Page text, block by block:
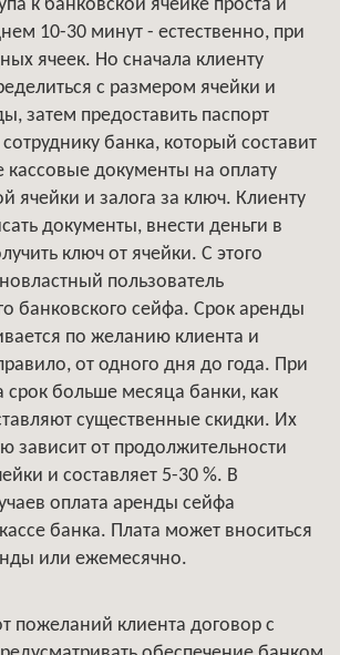
к банковской ячейке проста и
10-30 минут - естественно, при
ячеек. Но сначала клиенту
с размером ячейки и
затем предоставить паспорт
банка, который составит
кассовые документы на оплату
ячейки и залога за ключ. Клиенту
документы, внести деньги в
ключ от ячейки. С этого
пользователь
банковского сейфа. Срок аренды
по желанию клиента и
от одного дня до года. При
срок больше месяца банки, как
существенные скидки. Их
зависит от продолжительности
и составляет 5-30 %. В
оплата аренды сейфа
банка. Плата может вноситься
или ежемесячно.
пожеланий клиента договор с